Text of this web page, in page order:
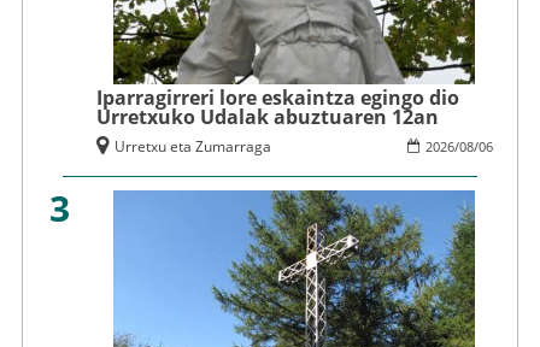
Iparragirreri lore eskaintza egingo dio
Urretxuko Udalak abuztuaren 12an
2026/08/06
Urretxu eta Zumarraga
3